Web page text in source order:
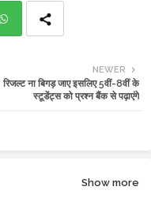
ats
NEWER
रिजल्ट ना बिगड़ जाए इसलिए 5वीं-8वीं के
स्टूडेंट्स को प्रश्न बैंक से पढ़ाएंगे
Show more